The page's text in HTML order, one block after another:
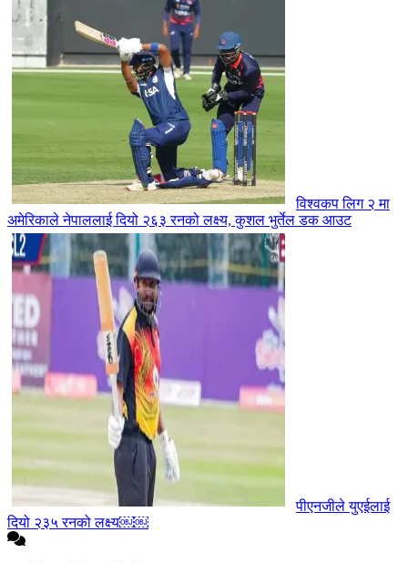
विश्वकप लिग २ मा
अमेरिकाले नेपाललाई दियो २६३ रनको लक्ष्य, कुशल भुर्तेल डक आउट
पीएनजीले युएईलाई
दियो २३५ रनको लक्ष्य￼￼